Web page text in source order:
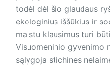
todėl dėl šio glaudaus
ekologinius iššūkius ir
maistu klausimus turi
Visuomeninio gyvenimo
sąlygoja stichines